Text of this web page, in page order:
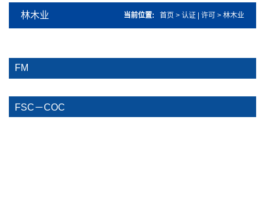
林木业 当前位置: 首页 > 认证 | 许可 > 林木业
FM
FSC－COC